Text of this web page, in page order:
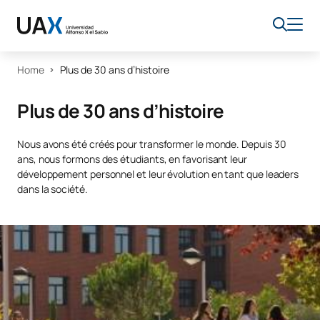
Home Plus de 30 ans d’histoire
Plus de 30 ans d’histoire
Nous avons été créés pour transformer le monde. Depuis 30
ans, nous formons des étudiants, en favorisant leur
développement personnel et leur évolution en tant que leaders
dans la société.